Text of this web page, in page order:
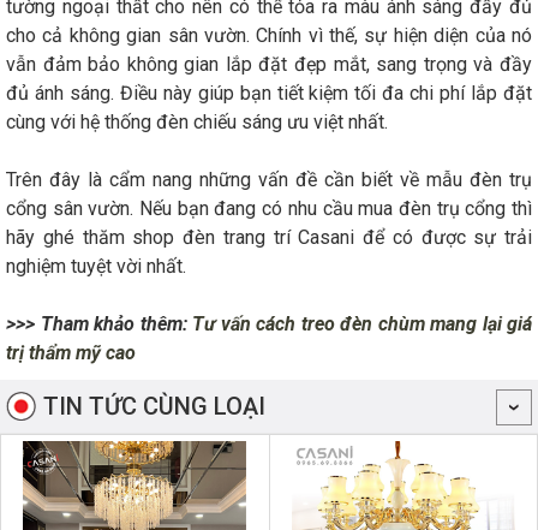
tường ngoại thất cho nên có thể tỏa ra màu ánh sáng đầy đủ
cho cả không gian sân vườn. Chính vì thế, sự hiện diện của nó
vẫn đảm bảo không gian lắp đặt đẹp mắt, sang trọng và đầy
đủ ánh sáng. Điều này giúp bạn tiết kiệm tối đa chi phí lắp đặt
cùng với hệ thống đèn chiếu sáng ưu việt nhất.
Trên đây là cẩm nang những vấn đề cần biết về mẫu đèn trụ
cổng sân vườn. Nếu bạn đang có nhu cầu mua đèn trụ cổng thì
hãy ghé thăm shop đèn trang trí Casani để có được sự trải
nghiệm tuyệt vời nhất.
>>> Tham khảo thêm: Tư vấn cách treo đèn chùm mang lại giá
trị thẩm mỹ cao
TIN TỨC CÙNG LOẠI